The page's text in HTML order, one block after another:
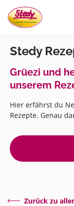
Stedy
Grüezi und
unserem
Hier erfährst du
Rezepte. Genau
Zurück zu